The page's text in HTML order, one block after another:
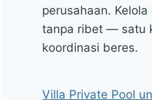
perusahaan.
tanpa ribet — satu
koordinasi beres.
Villa Private Pool